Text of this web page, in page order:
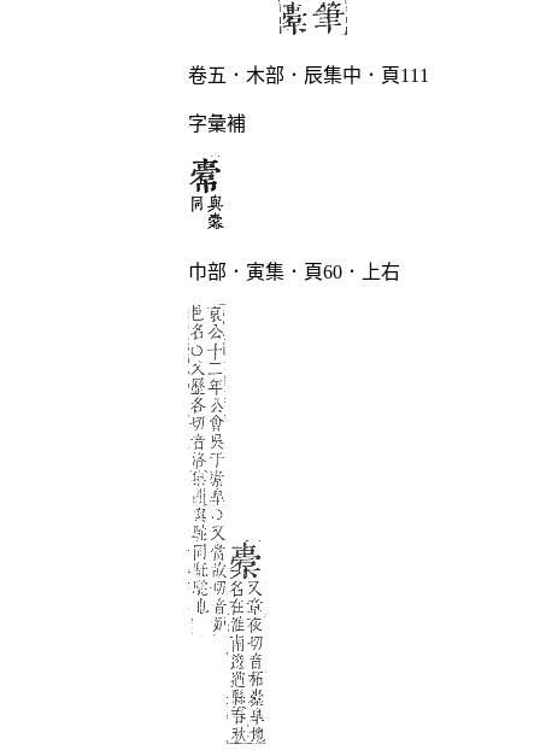
卷五．木部．辰集中．頁111
字彙補
巾部．寅集．頁60．上右